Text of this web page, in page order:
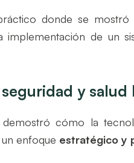
donde se mostró
implementación de un
y salud
demostró cómo la
un enfoque estratégico y